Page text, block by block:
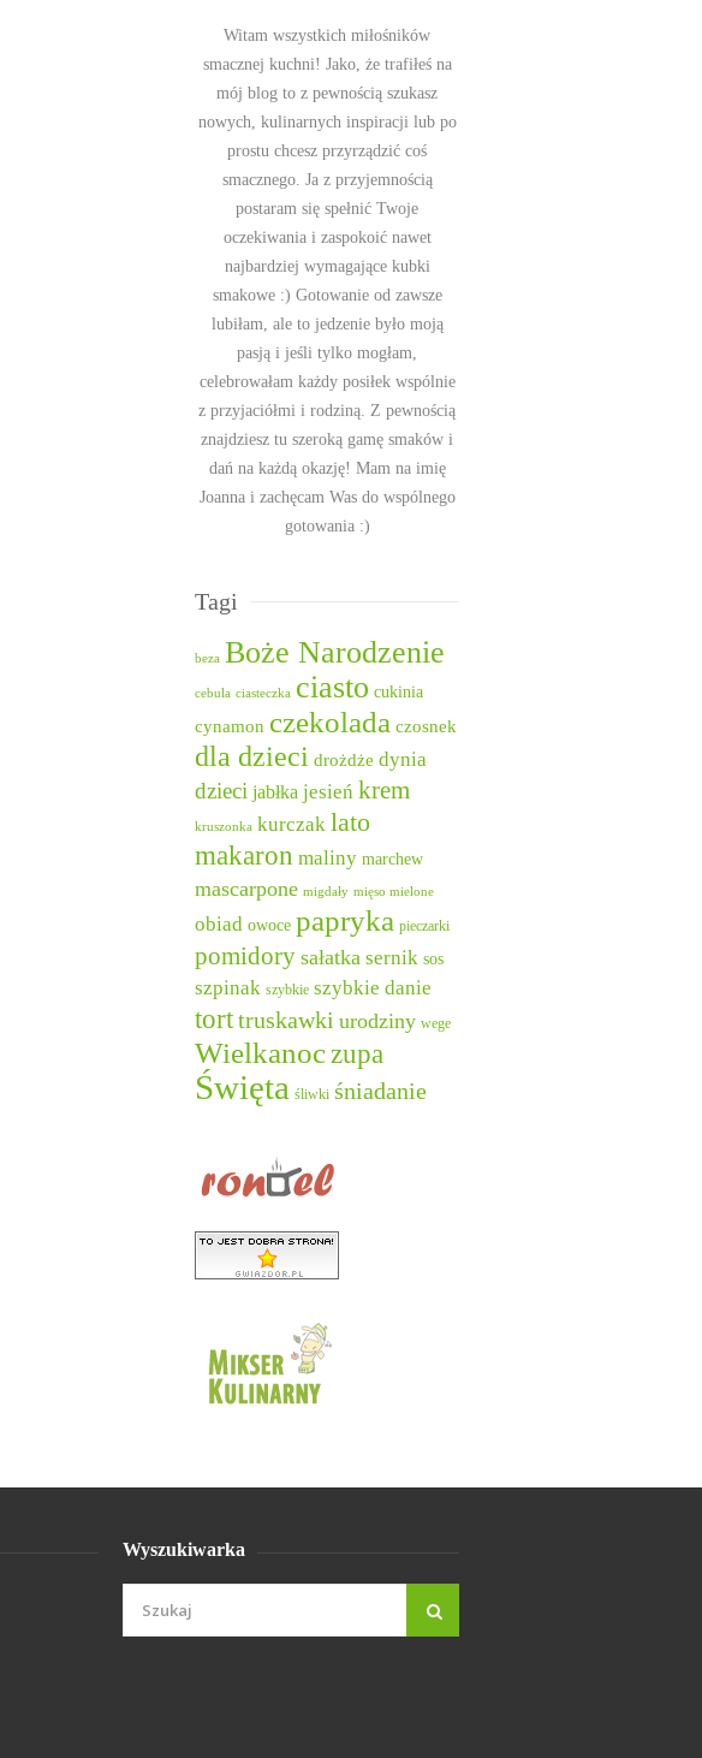
Witam wszystkich miłośników
smacznej kuchni! Jako, że trafiłeś na
mój blog to z pewnością szukasz
nowych, kulinarnych inspiracji lub po
prostu chcesz przyrządzić coś
smacznego. Ja z przyjemnością
postaram się spełnić Twoje
oczekiwania i zaspokoić nawet
najbardziej wymagające kubki
smakowe :) Gotowanie od zawsze
lubiłam, ale to jedzenie było moją
pasją i jeśli tylko mogłam,
celebrowałam każdy posiłek wspólnie
z przyjaciółmi i rodziną. Z pewnością
znajdziesz tu szeroką gamę smaków i
dań na każdą okazję! Mam na imię
Joanna i zachęcam Was do wspólnego
gotowania :)
Tagi
beza Boże Narodzenie
cebula ciasteczka ciasto cukinia
cynamon czekolada czosnek
dla dzieci drożdże dynia
dzieci jabłka jesień krem
kruszonka kurczak lato
makaron maliny marchew
mascarpone migdały mięso mielone
obiad owoce papryka pieczarki
pomidory sałatka sernik sos
szpinak szybkie szybkie danie
torttruskawki urodziny wege
Wielkanoczupa
Święta śliwki śniadanie
Wyszukiwarka